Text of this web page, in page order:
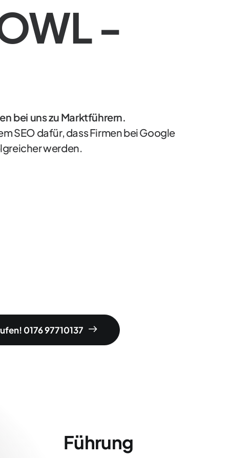
-
bei uns zu Marktführern.
SEO dafür, dass Firmen bei Google
werden.
0176 97710137
Führung